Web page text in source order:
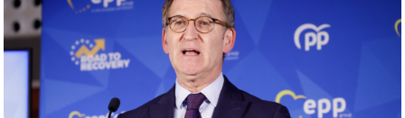
Feijóo, sobre la renovación del CGPJ |